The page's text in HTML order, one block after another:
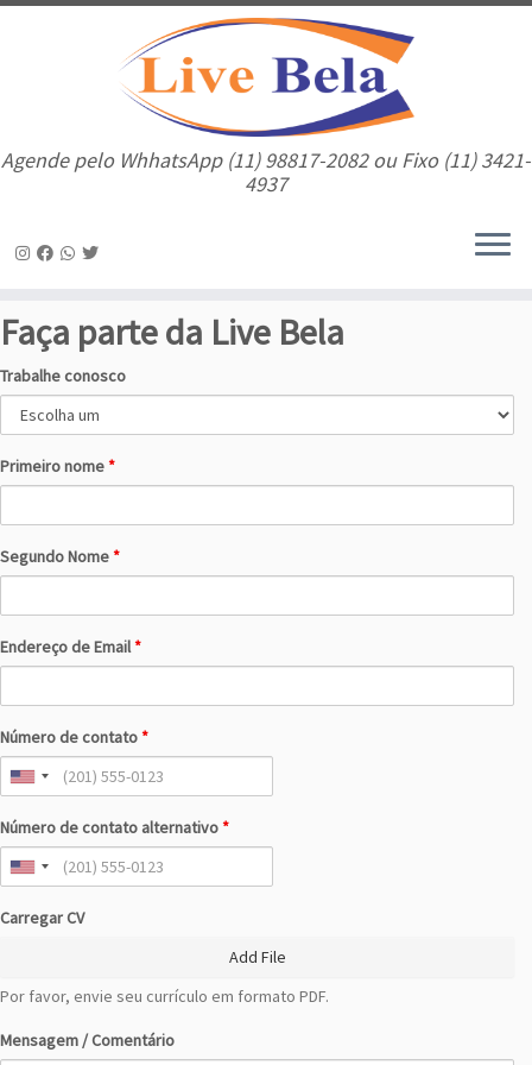
to
content
Agende pelo WhhatsApp (11) 98817-2082 ou Fixo (11) 3421-
4937
Faça parte da Live Bela
Trabalhe conosco
Primeiro nome*
Segundo Nome*
Endereço de Email*
Número de contato*
Número de contato alternativo*
Carregar CV
Add File
Por favor, envie seu currículo em formato PDF.
Mensagem / Comentário